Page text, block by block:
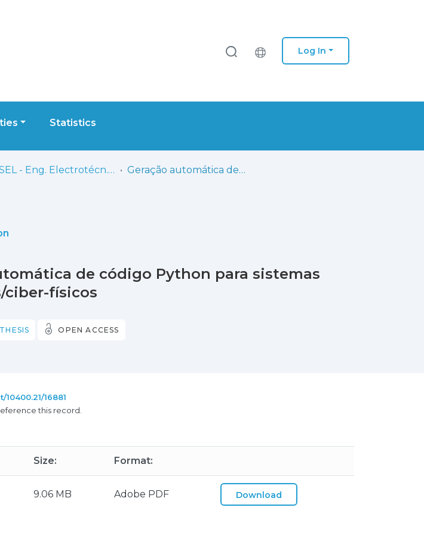
Log In
Statistics
ISEL - Eng. Electrotécn. - Dissertações de Mestrado Geração automática de código Python para sistemas embutidos/ciber-físicos
de código Python para sistemas
físicos
OPEN ACCESS
16881
this record.
Size: Format:
9.06 MB Adobe PDF Download